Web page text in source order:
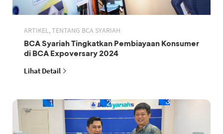
ARTIKEL, TENTANG BCA SYARIAH
BCA Syariah Tingkatkan Pembiayaan Konsumer
di BCA Expoversary 2024
Lihat Detail